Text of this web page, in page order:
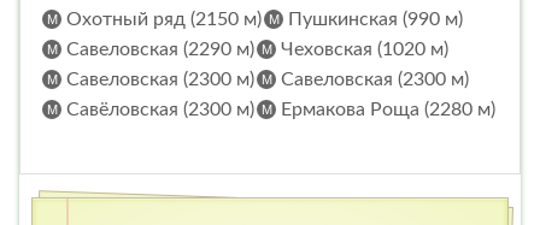
Охотный ряд (2150 м)
Пушкинская (990 м)
Савеловская (2290 м)
Чеховская (1020 м)
Савеловская (2300 м)
Савеловская (2300 м)
Савёловская (2300 м)
Ермакова Роща (2280 м)